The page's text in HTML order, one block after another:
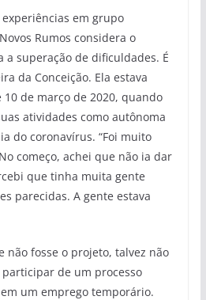
em grupo
Rumos considera o
a superação de dificuldades. É
da Conceição. Ela estava
de março de 2020, quando
atividades como autônoma
do coronavírus. “Foi muito
começo, achei que não ia dar
que tinha muita gente
parecidas. A gente estava
não fosse o projeto, talvez não
de um processo
um emprego temporário.